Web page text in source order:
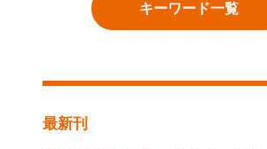
キーワード一覧
最新刊